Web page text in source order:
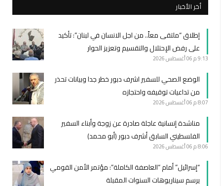
أخر الأخبار
إطلاق “ملتقى معاً.. من اجل الانسان في لبنان”: تأكيد
على رفض الإحتلال والتقسيم وتعزيز الحوار
9:13 م 06 أغسطس 2026
الوضع الصحي للسفير اشرف دبور خطر جدا وبيانات تحذر
من تداعيات توقيفه واحتجازه
8:07 م 06 أغسطس 2026
مناشدة إنسانية عاجلة صادرة عن زوجة وأبناء السفير
الفلسطيني السابق أشرف دبور (أبو محمد)
8:06 م 06 أغسطس 2026
“إسرائيل” أمام “العاصفة الكاملة”: مؤتمر الأمن القومي
يرسم سيناريوهات السنوات المقبلة